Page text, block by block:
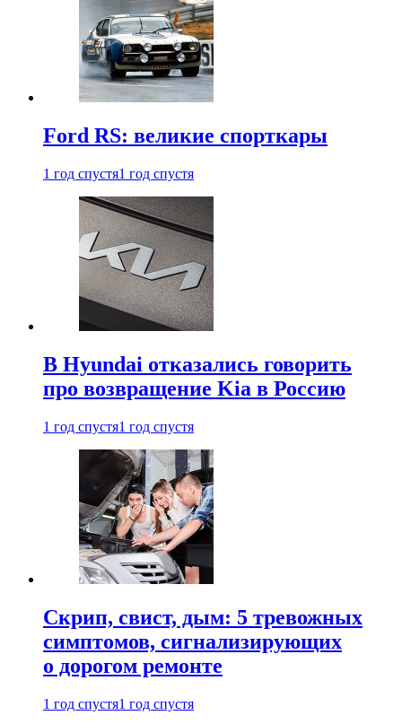
Ford RS: великие спорткары
1 год спустя1 год спустя
В Hyundai отказались говорить
про возвращение Kia в Россию
1 год спустя1 год спустя
Скрип, свист, дым: 5 тревожных
симптомов, сигнализирующих
о дорогом ремонте
1 год спустя1 год спустя